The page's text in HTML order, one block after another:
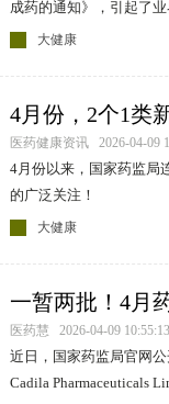
成药的通知》，引起了业
大健康
4月份，2个1类
医药健康资讯 2026-04-09
4月份以来，国家药监局
的广泛关注！
大健康
一暂两批！4月
医药慧 2026-04-09 10:55:13
近日，国家药监局官网
Cadila Pharmaceuticals